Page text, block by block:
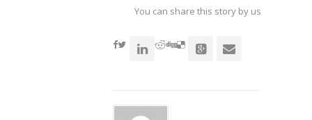
共
享
窗
口
共
享
窗
口
共
享
窗
口
You can share this story by using your